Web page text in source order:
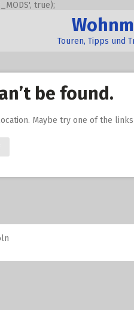
true);
Touren, Tipps und
be found.
Maybe try one of the